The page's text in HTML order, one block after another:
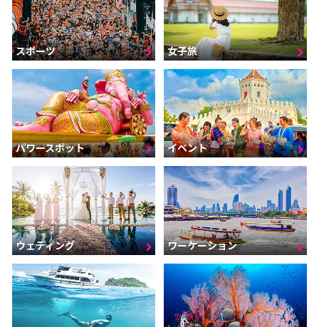
スポーツ 女子旅
パワースポット イベント
ウェディング ワーケーション